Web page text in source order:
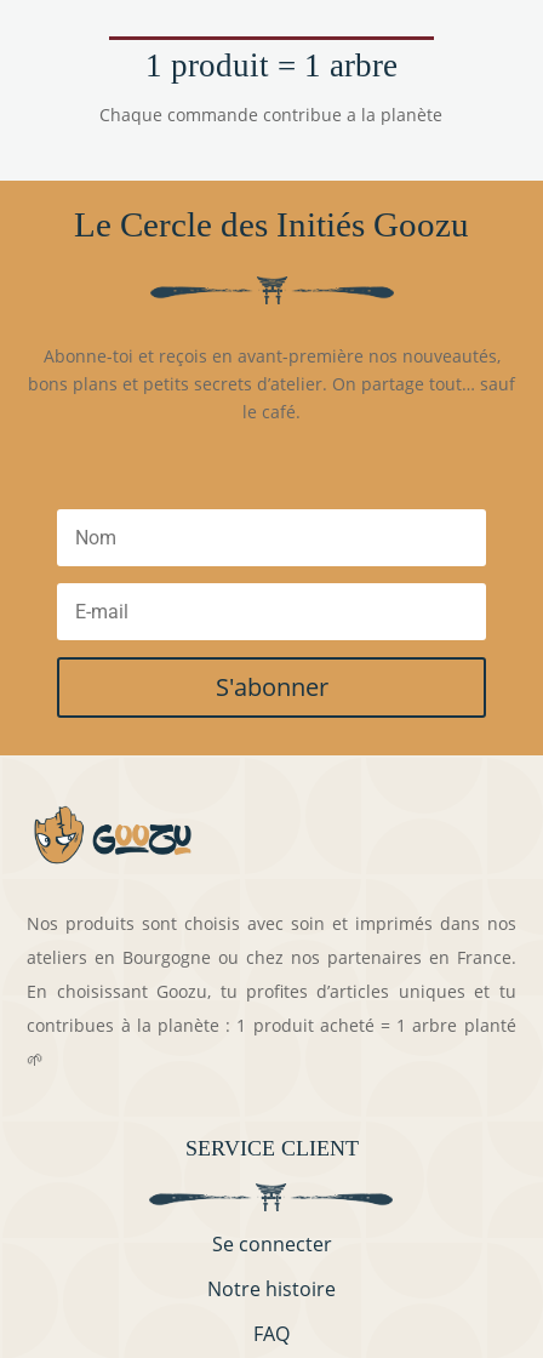
1 produit = 1 arbre
Chaque commande contribue a la planète
Le Cercle des Initiés Goozu
Abonne-toi et reçois en avant-première nos nouveautés,
bons plans et petits secrets d’atelier. On partage tout… sauf
le café.
S'abonner
Nos produits sont choisis avec soin et imprimés dans nos
ateliers en Bourgogne ou chez nos partenaires en France.
En choisissant Goozu, tu profites d’articles uniques et tu
contribues à la planète : 1 produit acheté = 1 arbre planté
🌱
SERVICE CLIENT
Se connecter
Notre histoire
FAQ